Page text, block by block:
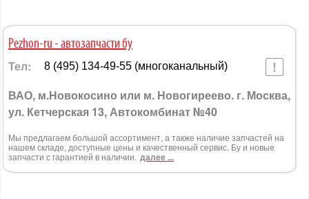
Pezhon-ru - автозапчасти бу
Тел: 8 (495) 134-49-55 (многоканальный)
ВАО, м.Новокосино или м. Новогиреево. г. Москва,
ул. Кетчерская 13, Автокомбинат №40
Мы предлагаем большой ассортимент, а также наличие запчастей на
нашем складе, доступные цены и качественный сервис. Бу и новые
запчасти с гарантией в наличии. далее ...